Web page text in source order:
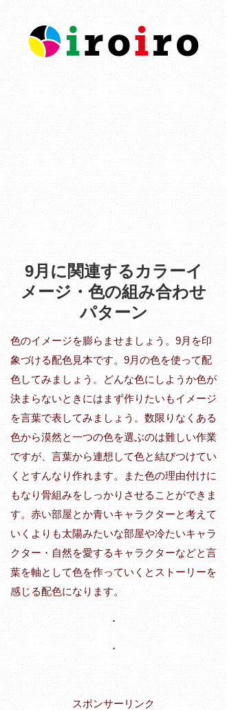
9月に関連するカラーイ
メージ・色の組み合わせ
パターン
色のイメージを膨らませましょう。9月を印
象づける配色見本です。9月の色を使って配
色してみましょう。どんな色にしようか色が
決まらないときにはまず作りたいもイメージ
を言葉で表してみましょう。数限りなくある
色から漠然と一つの色を選ぶのは難しい作業
ですが、言葉から連想して色と結びつけてい
くとすんなり作れます。また色の理由付けに
もなり骨組みをしっかりさせることができま
す。赤い部屋とか青いキャラクターと考えて
いくよりも太陽みたいな部屋や冷たいキャラ
クター・自然を愛するキャラクターなどと言
葉を軸として色を作っていくとストーリーを
感じる配色になります。
・
・
スポンサーリンク